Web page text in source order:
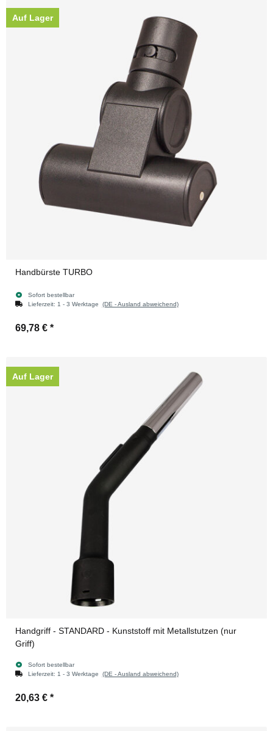
Auf Lager
Handbürste TURBO
Sofort bestellbar
Lieferzeit: 1 - 3 Werktage (DE - Ausland abweichend)
69,78 € *
Auf Lager
Handgriff - STANDARD - Kunststoff mit Metallstutzen (nur
Griff)
Sofort bestellbar
Lieferzeit: 1 - 3 Werktage (DE - Ausland abweichend)
20,63 € *